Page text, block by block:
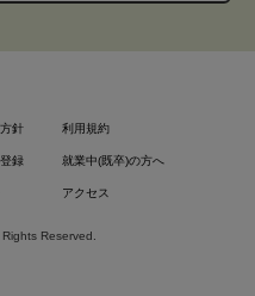
針 利用規約
録 就業中(既卒)の方へ
アクセス
Reserved.